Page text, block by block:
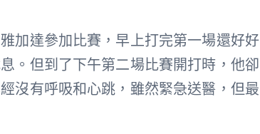
加達參加比賽，早上打完第一場還好好
。但到了下午第二場比賽開打時，他卻
沒有呼吸和心跳，雖然緊急送醫，但最